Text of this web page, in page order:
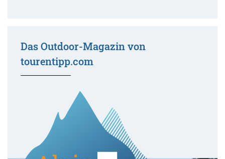
Das Outdoor-Magazin von
tourentipp.com